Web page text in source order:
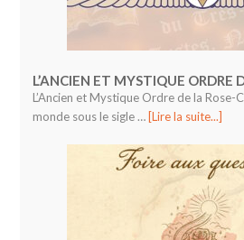
L’ANCIEN ET MYSTIQUE ORDRE
L’Ancien et Mystique Ordre de la Rose-
monde sous le sigle … [Lire la suite...]